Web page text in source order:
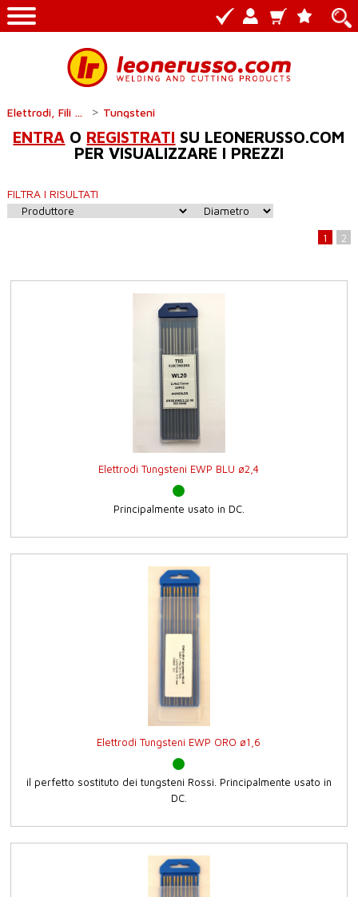
Elettrodi, Fili e bacchette > Tungsteni
ENTRA O REGISTRATI SU LEONERUSSO.COM
PER VISUALIZZARE I PREZZI
FILTRA I RISULTATI
1 2
Elettrodi Tungsteni EWP BLU ø2,4
Principalmente usato in DC.
Elettrodi Tungsteni EWP ORO ø1,6
il perfetto sostituto dei tungsteni Rossi. Principalmente usato in
DC.